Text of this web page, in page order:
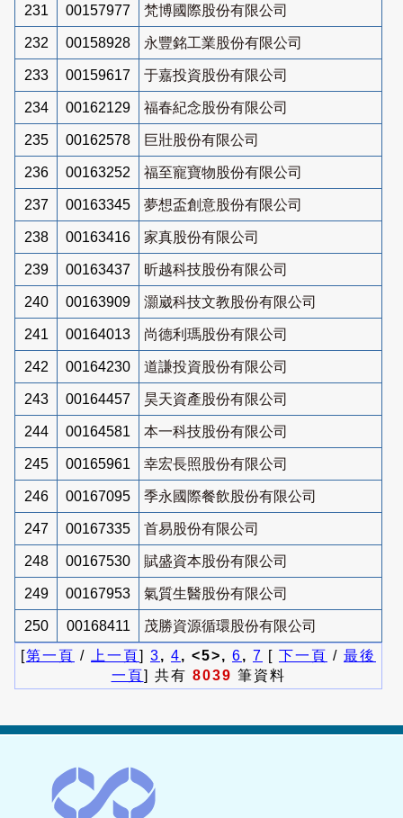
231 00157977 梵博國際股份有限公司
232 00158928 永豐銘工業股份有限公司
233 00159617 于嘉投資股份有限公司
234 00162129 福春紀念股份有限公司
235 00162578 巨壯股份有限公司
236 00163252 福至寵寶物股份有限公司
237 00163345 夢想盃創意股份有限公司
238 00163416 家真股份有限公司
239 00163437 昕越科技股份有限公司
240 00163909 灝崴科技文教股份有限公司
241 00164013 尚德利瑪股份有限公司
242 00164230 道謙投資股份有限公司
243 00164457 昊天資產股份有限公司
244 00164581 本一科技股份有限公司
245 00165961 幸宏長照股份有限公司
246 00167095 季永國際餐飲股份有限公司
247 00167335 首易股份有限公司
248 00167530 賦盛資本股份有限公司
249 00167953 氣質生醫股份有限公司
250 00168411
茂勝資源循環股份有限公司
[第一頁 / 上一頁] 3, 4, <5>, 6, 7 [ 下一頁 / 最後
一頁] 共有 8039 筆資料